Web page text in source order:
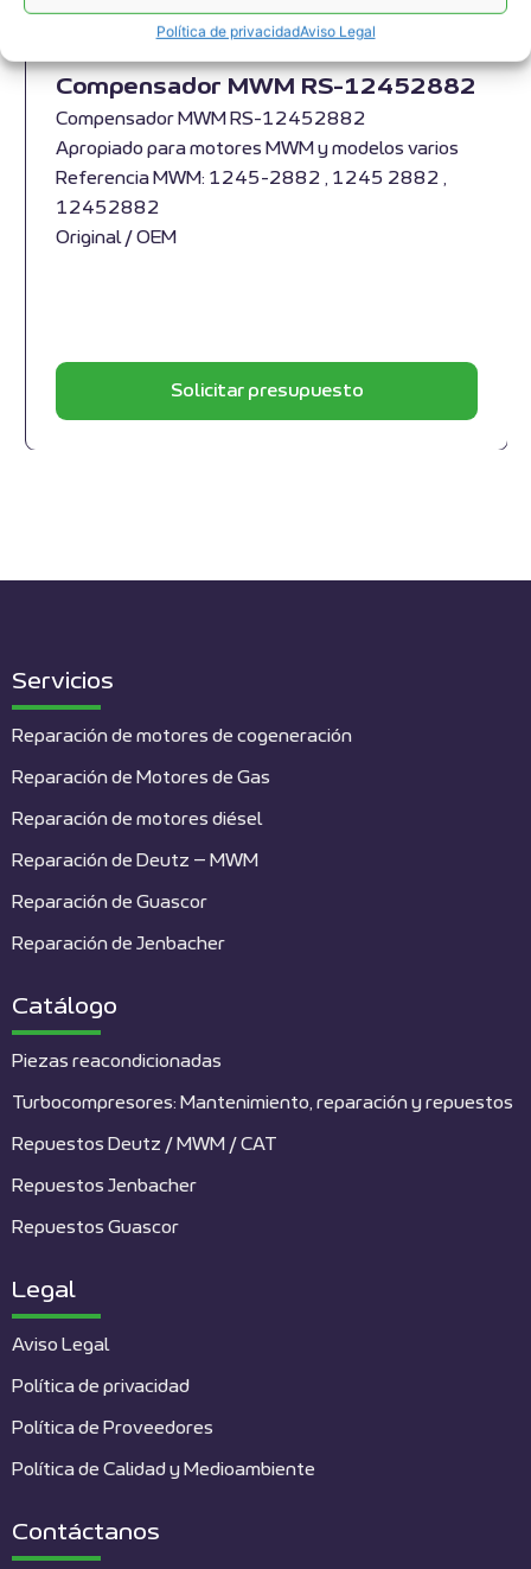
Política de privacidadAviso Legal
Compensador MWM RS-12452882
Compensador MWM RS-12452882
Apropiado para motores MWM y modelos varios
Referencia MWM: 1245-2882 , 1245 2882 ,
12452882
Original / OEM
Solicitar presupuesto
Servicios
Reparación de motores de cogeneración
Reparación de Motores de Gas
Reparación de motores diésel
Reparación de Deutz – MWM
Reparación de Guascor
Reparación de Jenbacher
Catálogo
Piezas reacondicionadas
Turbocompresores: Mantenimiento, reparación y repuestos
Repuestos Deutz / MWM / CAT
Repuestos Jenbacher
Repuestos Guascor
Legal
Aviso Legal
Política de privacidad
Política de Proveedores
Política de Calidad y Medioambiente
Contáctanos